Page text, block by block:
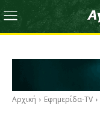
Αρχική Εφημερίδα-TV